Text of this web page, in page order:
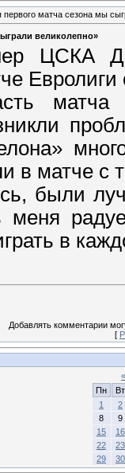
матча сезона мы
великолепно»
ЦСКА
в матче с
были
меня
в
Добавлять комментарии
[
«
Пн
Вт
1
2
8
9
15
16
22
23
29
30